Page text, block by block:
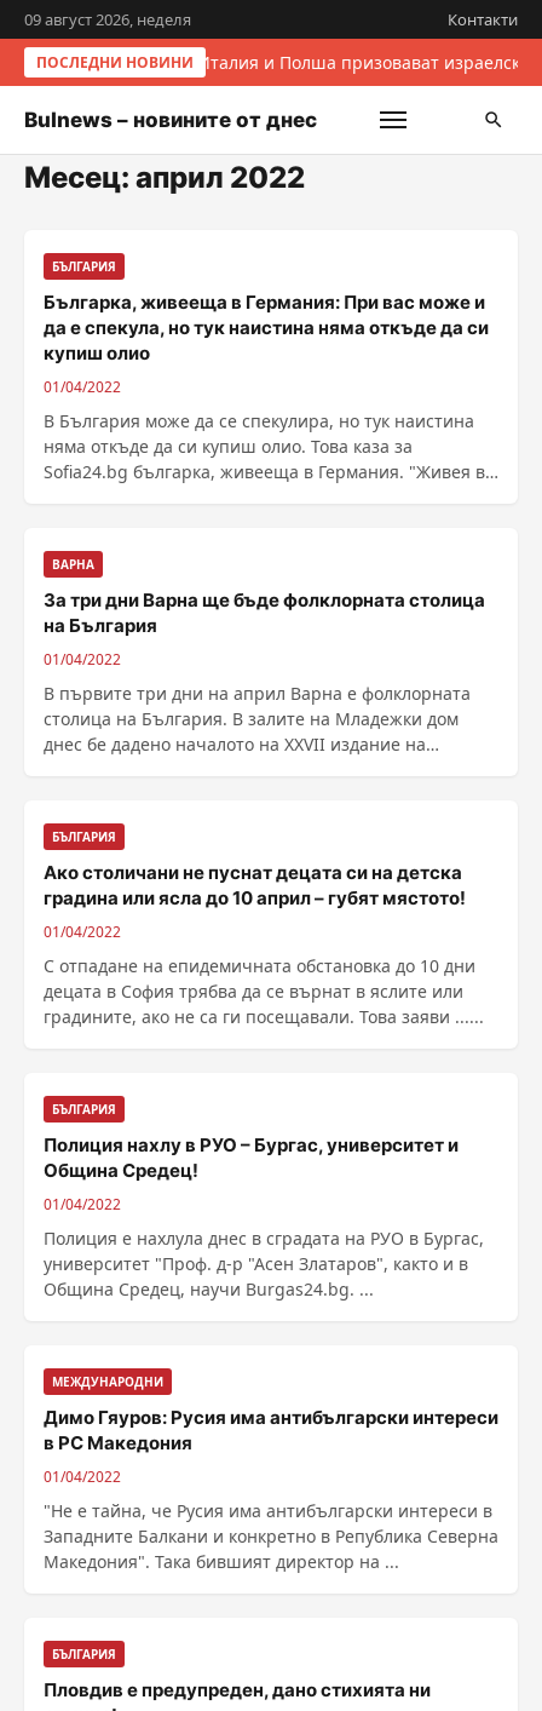
09 август 2026, неделя Контакти
ПОСЛЕДНИ НОВИНИ Италия и Полша призовават
Bulnews – новините от днес
Месец: април 2022
БЪЛГАРИЯ
Българка, живееща в Германия: При вас може и
да е спекула, но тук наистина няма откъде да си
купиш олио
01/04/2022
В България може да се спекулира, но тук наистина
няма откъде да си купиш олио. Това каза за
Sofia24.bg българка, живееща в Германия. "Живея в
ВАРНА
За три дни Варна ще бъде фолклорната столица
на България
01/04/2022
В първите три дни на април Варна е фолклорната
столица на България. В залите на Младежки дом
днес бе дадено началото на XXVII издание на
БЪЛГАРИЯ
Ако столичани не пуснат децата си на детска
градина или ясла до 10 април – губят мястото!
01/04/2022
С отпадане на епидемичната обстановка до 10 дни
децата в София трябва да се върнат в яслите или
градините, ако не са ги посещавали. Това заяви ......
БЪЛГАРИЯ
Полиция нахлу в РУО – Бургас, университет и
Община Средец!
01/04/2022
Полиция е нахлула днес в сградата на РУО в Бургас,
университет "Проф. д-р "Асен Златаров", както и в
Община Средец, научи Burgas24.bg. ...
МЕЖДУНАРОДНИ
Димо Гяуров: Русия има антибългарски интереси
в РС Македония
01/04/2022
"Не е тайна, че Русия има антибългарски интереси в
Западните Балкани и конкретно в Република Северна
Македония". Така бившият директор на ...
БЪЛГАРИЯ
Пловдив е предупреден, дано стихията ни